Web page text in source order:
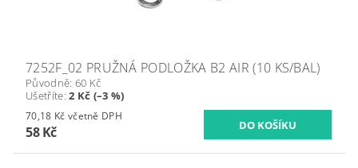
7252F_02 PRUŽNÁ PODLOŽKA B2 AIR (10 KS/BAL)
Původně: 60 Kč
Ušetříte:2 Kč (–3 %)
70,18 Kč včetně DPH
58 Kč